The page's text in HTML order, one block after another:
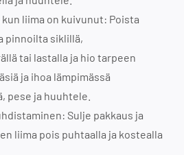
liima on kuivunut: Poista
pinnoilta siklillä,
tai lastalla ja hio tarpeen
ja ihoa lämpimässä
pese ja huuhtele.
Sulje pakkaus ja
liima pois puhtaalla ja kostealla